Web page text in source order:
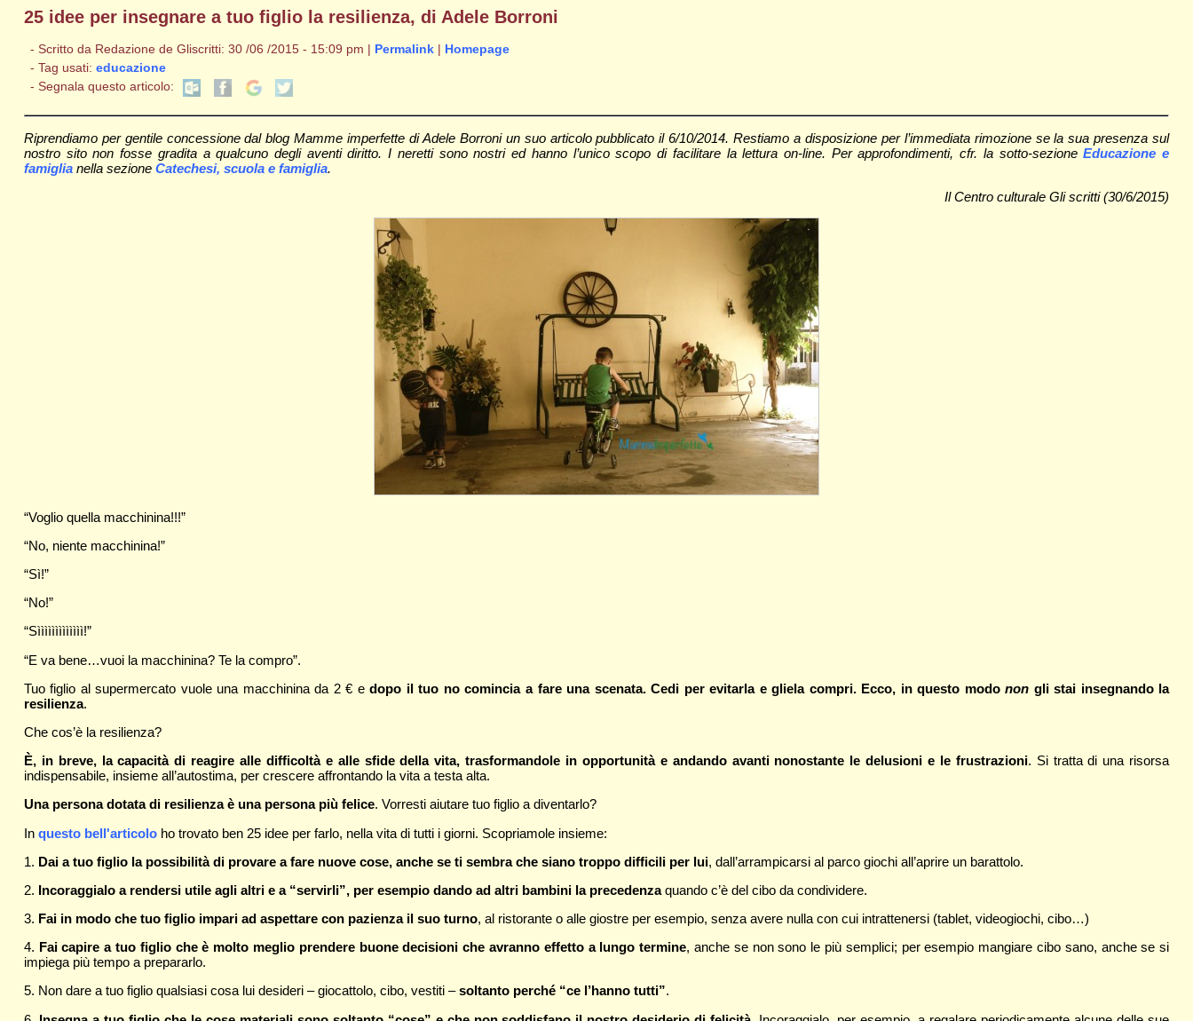
25 idee per insegnare a tuo figlio la resilienza, di Adele Borroni
- Scritto da Redazione de Gliscritti: 30 /06 /2015 - 15:09 pm | Permalink| Homepage
- Tag usati: educazione
- Segnala questo articolo:
Riprendiamo per gentile concessione dal blog Mamme imperfette di Adele Borroni un suo articolo pubblicato il 6/10/2014. Restiamo a disposizione per l’immediata rimozione se la sua presenza sul
nostro sito non fosse gradita a qualcuno degli aventi diritto. I neretti sono nostri ed hanno l’unico scopo di facilitare la lettura on-line. Per approfondimenti, cfr. la sotto-sezioneEducazione e
famiglianella sezione Catechesi, scuola e famiglia.
Il Centro culturale Gli scritti (30/6/2015)
“Voglio quella macchinina!!!”
“No, niente macchinina!”
“Sì!”
“No!”
“Sììììììììììììì!”
“E va bene…vuoi la macchinina? Te la compro”.
Tuo figlio al supermercato vuole una macchinina da 2 € edopo il tuo no comincia a fare una scenata. Cedi per evitarla e gliela compri. Ecco, in questo modonon gli stai insegnando la
resilienza.
Che cos’è la resilienza?
È, in breve, la capacità di reagire alle difficoltà e alle sfide della vita, trasformandole in opportunità e andando avanti nonostante le delusioni e le frustrazioni. Si tratta di una risorsa
indispensabile, insieme all’autostima, per crescere affrontando la vita a testa alta.
Una persona dotata di resilienza è una persona più felice. Vorresti aiutare tuo figlio a diventarlo?
In questo bell'articolo ho trovato ben 25 idee per farlo, nella vita di tutti i giorni. Scopriamole insieme:
1. Dai a tuo figlio la possibilità di provare a fare nuove cose, anche se ti sembra che siano troppo difficili per lui, dall’arrampicarsi al parco giochi all’aprire un barattolo.
2. Incoraggialo a rendersi utile agli altri e a “servirli”, per esempio dando ad altri bambini la precedenzaquando c’è del cibo da condividere.
3. Fai in modo che tuo figlio impari ad aspettare con pazienza il suo turno, al ristorante o alle giostre per esempio, senza avere nulla con cui intrattenersi (tablet, videogiochi, cibo…)
4. Fai capire a tuo figlio che è molto meglio prendere buone decisioni che avranno effetto a lungo termine, anche se non sono le più semplici; per esempio mangiare cibo sano, anche se si
impiega più tempo a prepararlo.
5. Non dare a tuo figlio qualsiasi cosa lui desideri – giocattolo, cibo, vestiti –soltanto perché “ce l’hanno tutti”.